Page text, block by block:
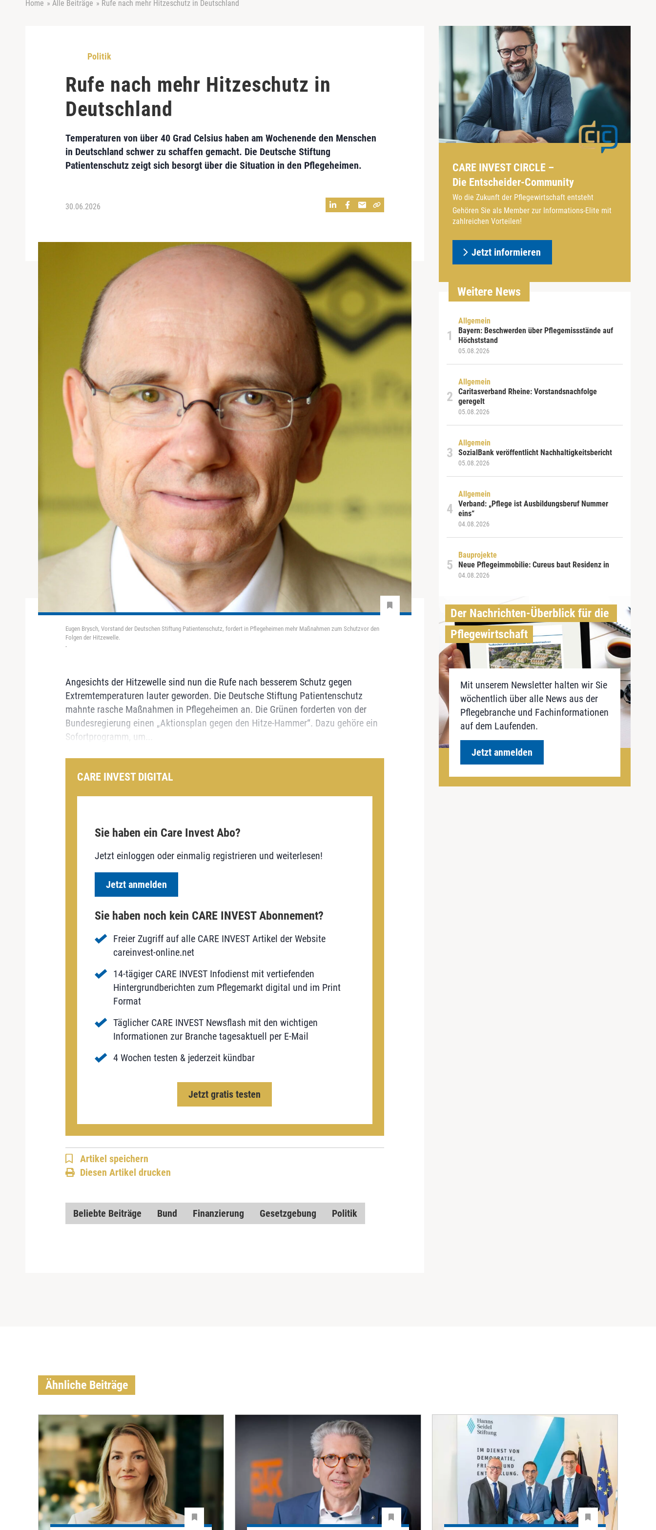
Home » Alle Beiträge » Rufe nach mehr Hitzeschutz in Deutschland
Politik
Rufe nach mehr Hitzeschutz in
Deutschland
Temperaturen von über 40 Grad Celsius haben am Wochenende den Menschen
in Deutschland schwer zu schaffen gemacht. Die Deutsche Stiftung
Patientenschutz zeigt sich besorgt über die Situation in den Pflegeheimen.
30.06.2026
Eugen Brysch, Vorstand der Deutschen Stiftung Patientenschutz, fordert in Pflegeheimen mehr Maßnahmen zum Schutzvor den
Folgen der Hitzewelle.
-
Angesichts der Hitzewelle sind nun die Rufe nach besserem Schutz gegen
Extremtemperaturen lauter geworden. Die Deutsche Stiftung Patientenschutz
mahnte rasche Maßnahmen in Pflegeheimen an. Die Grünen forderten von der
Bundesregierung einen „Aktionsplan gegen den Hitze-Hammer“. Dazu gehöre ein
Sofortprogramm, um...
CARE INVEST DIGITAL
Sie haben ein Care Invest Abo?
Jetzt einloggen oder einmalig registrieren und weiterlesen!
Jetzt anmelden
Sie haben noch kein CARE INVEST Abonnement?
Freier Zugriff auf alle CARE INVEST Artikel der Website
careinvest-online.net
14-tägiger CARE INVEST Infodienst mit vertiefenden
Hintergrundberichten zum Pflegemarkt digital und im Print
Format
Täglicher CARE INVEST Newsflash mit den wichtigen
Informationen zur Branche tagesaktuell per E-Mail
4 Wochen testen & jederzeit kündbar
Jetzt gratis testen
Artikel speichern
Diesen Artikel drucken
Beliebte Beiträge Bund Finanzierung Gesetzgebung Politik
CARE INVEST CIRCLE –
Die Entscheider-Community
Wo die Zukunft der Pflegewirtschaft entsteht
Gehören Sie als Member zur Informations-Elite mit
zahlreichen Vorteilen!
Jetzt informieren
Weitere News
Allgemein
Bayern: Beschwerden über Pflegemissstände auf
Höchststand
05.08.2026
Allgemein
Caritasverband Rheine: Vorstandsnachfolge
geregelt
05.08.2026
Allgemein
SozialBank veröffentlicht Nachhaltigkeitsbericht
05.08.2026
Allgemein
Verband: „Pflege ist Ausbildungsberuf Nummer
eins“
04.08.2026
Bauprojekte
Neue Pflegeimmobilie: Cureus baut Residenz in
04.08.2026
Der Nachrichten-Überblick für die
Pflegewirtschaft
Mit unserem Newsletter halten wir Sie
wöchentlich über alle News aus der
Pflegebranche und Fachinformationen
auf dem Laufenden.
Jetzt anmelden
Ähnliche Beiträge